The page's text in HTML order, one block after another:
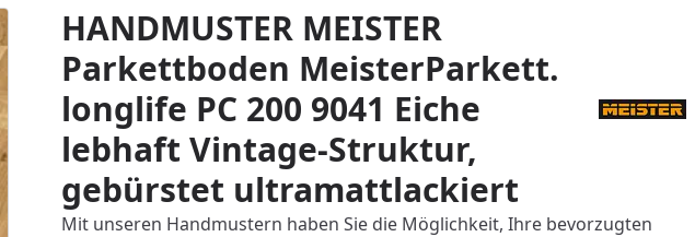
HANDMUSTER MEISTER
Parkettboden MeisterParkett.
longlife PC 200 9041 Eiche
lebhaft Vintage-Struktur,
gebürstet ultramattlackiert
Mit unseren Handmustern haben Sie die Möglichkeit, Ihre bevorzugten